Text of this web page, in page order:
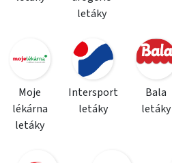
letáky
Moje
lékárna
letáky
Intersport
letáky
Bala
letáky